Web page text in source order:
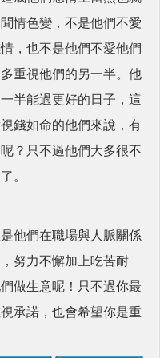
情色變，不是他們不愛
，也不是他們不愛他們
重視他們的另一半。他
半能過更好的日子，這
錢如命的他們來說，有
？只不過他們大多很不
。
他們在職場與人脈關係
努力不懈加上吃苦耐
做生意呢！只不過你最
承諾，也會希望你是重